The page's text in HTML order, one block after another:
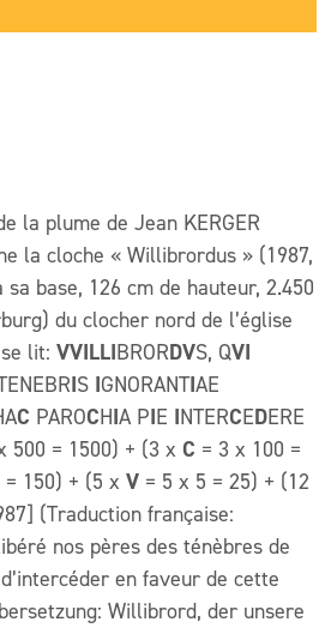
la plume de Jean KERGER
la cloche « Willibrordus » (1987,
base, 126 cm de hauteur, 2.450
du clocher nord de l’église
lit: VVILLIBRORDVS, QVI
IS IGNORANTIAE
C PAROCHIA PIE INTERCEDERE
500 = 1500) + (3 x C = 3 x 100 =
150) + (5 x V = 5 x 5 = 25) + (12
(Traduction française:
nos pères des ténèbres de
en faveur de cette
Willibrord, der unsere